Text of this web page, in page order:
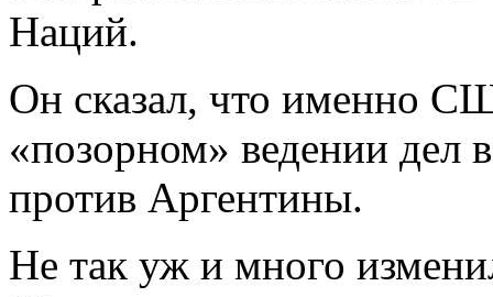
Наций.
Он сказал, что именно
«позорном» ведении дел
против Аргентины.
Не так уж и много